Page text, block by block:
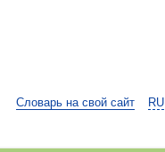
RU
Словарь на свой сайт